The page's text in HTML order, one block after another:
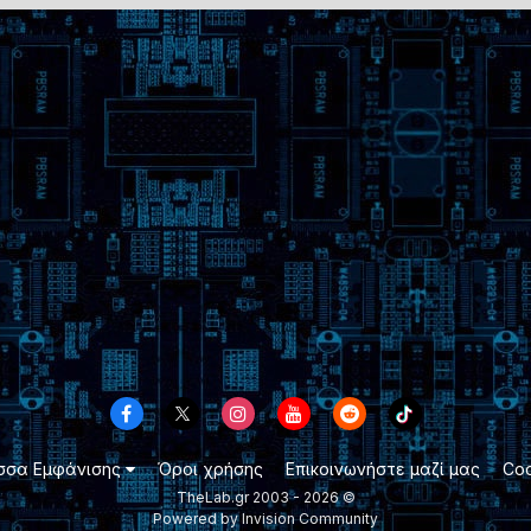
Εμφάνισης Όροι χρήσης Επικοινωνήστε μαζί μας
TheLab.gr 2003 - 2026 ©
Powered by Invision Community